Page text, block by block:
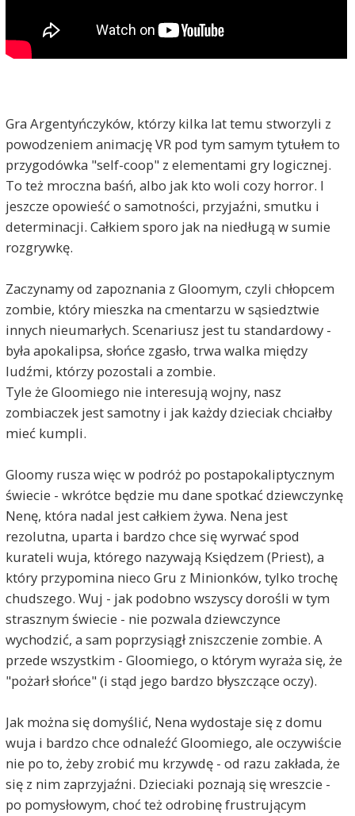
Gra Argentyńczyków, którzy kilka lat temu stworzyli z
powodzeniem animację VR pod tym samym tytułem to
przygodówka "self-coop" z elementami gry logicznej.
To też mroczna baśń, albo jak kto woli cozy horror. I
jeszcze opowieść o samotności, przyjaźni, smutku i
determinacji. Całkiem sporo jak na niedługą w sumie
rozgrywkę.
Zaczynamy od zapoznania z Gloomym, czyli chłopcem
zombie, który mieszka na cmentarzu w sąsiedztwie
innych nieumarłych. Scenariusz jest tu standardowy -
była apokalipsa, słońce zgasło, trwa walka między
ludźmi, którzy pozostali a zombie.
Tyle że Gloomiego nie interesują wojny, nasz
zombiaczek jest samotny i jak każdy dzieciak chciałby
mieć kumpli.
Gloomy rusza więc w podróż po postapokaliptycznym
świecie - wkrótce będzie mu dane spotkać dziewczynkę
Nenę, która nadal jest całkiem żywa. Nena jest
rezolutna, uparta i bardzo chce się wyrwać spod
kurateli wuja, którego nazywają Księdzem (Priest), a
który przypomina nieco Gru z Minionków, tylko trochę
chudszego. Wuj - jak podobno wszyscy dorośli w tym
strasznym świecie - nie pozwala dziewczynce
wychodzić, a sam poprzysiągł zniszczenie zombie. A
przede wszystkim - Gloomiego, o którym wyraża się, że
"pożarł słońce" (i stąd jego bardzo błyszczące oczy).
Jak można się domyślić, Nena wydostaje się z domu
wuja i bardzo chce odnaleźć Gloomiego, ale oczywiście
nie po to, żeby zrobić mu krzywdę - od razu zakłada, że
się z nim zaprzyjaźni. Dzieciaki poznają się wreszcie -
po pomysłowym, choć też odrobinę frustrującym